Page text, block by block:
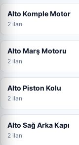
Alto Komple Motor
2 ilan
Alto Marş Motoru
2 ilan
Alto Piston Kolu
2 ilan
Alto Sağ Arka Kapı
2 ilan